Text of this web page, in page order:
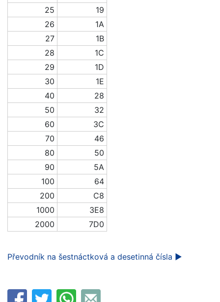
25
19
26
1A
27
1B
28
1C
29
1D
30
1E
40
28
50
32
60
3C
70
46
80
50
90
5A
100
64
200
C8
1000
3E8
2000
7D0
Převodník na šestnáctková a desetinná čísla ►